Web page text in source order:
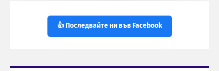
👍 Последвайте ни във Facebook